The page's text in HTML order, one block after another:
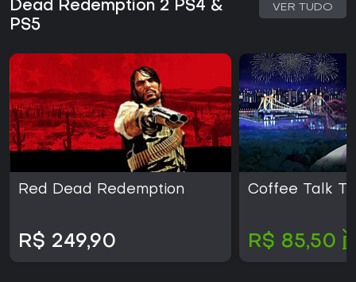
Dead Redemption 2 PS4 &
PS5
VER TUDO
Red Dead Redemption
R$ 249,90
Coffee Talk
R$ 85,50